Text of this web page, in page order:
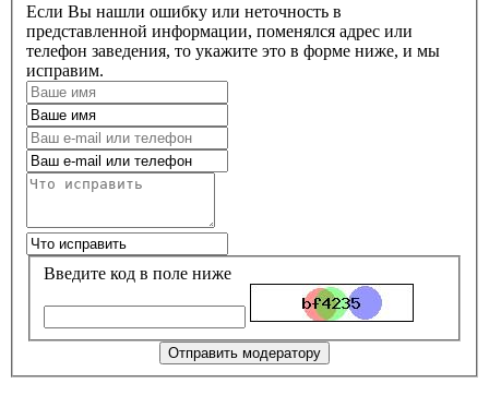
Если Вы нашли ошибку или неточность в
представленной информации, поменялся адрес или
телефон заведения, то укажите это в форме ниже, и мы
исправим.
Введите код в поле ниже
Отправить модератору